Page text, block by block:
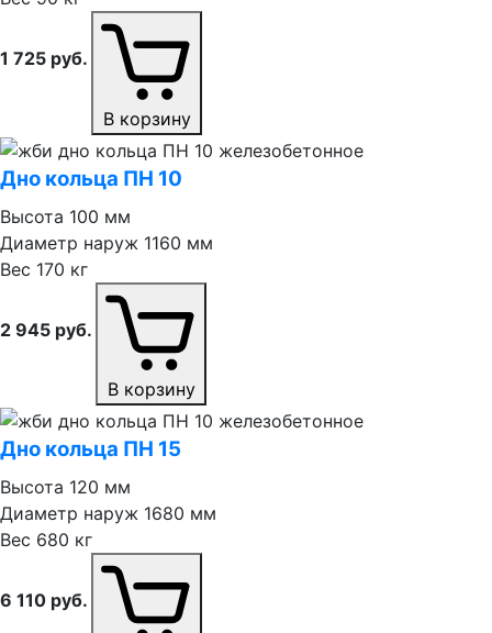
1 725 руб.
В корзину
Дно кольца ПН 10
Высота 100 мм
Диаметр наруж 1160 мм
Вес 170 кг
2 945 руб.
В корзину
Дно кольца ПН 15
Высота 120 мм
Диаметр наруж 1680 мм
Вес 680 кг
6 110 руб.